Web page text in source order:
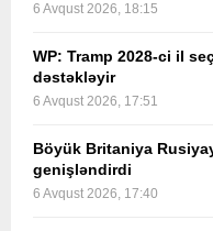
6 Avqust 2026, 18:15
WP: Tramp 2028-ci il
dəstəkləyir
6 Avqust 2026, 17:51
Böyük Britaniya
genişləndirdi
6 Avqust 2026, 17:40